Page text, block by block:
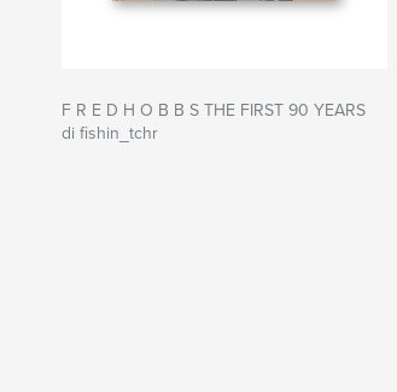
F R E D H O B B S THE FIRST 90 YEARS
di fishin_tchr